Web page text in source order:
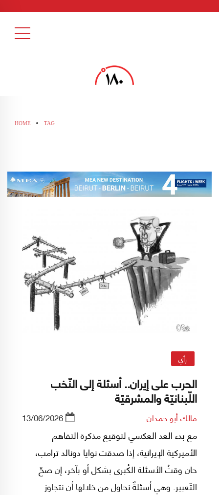
HOME TAG
رأي
الحرب على إيران.. أسئلة إلى النّخب
اللّبنانيّة والمشرقيّة
مالك أبو حمدان 13/06/2026
مع بدء العد العكسي لتوقيع مذكرة التفاهم
الأميركية الإيرانية، إذا صدقت نوايا دونالد ترامب،
حان وقتُ الأسئلة الكُبرى بشكل أو بآخر، إن صحّ
التّعبير. وهي أسئلةٌ نحاول من خلالها أن نتجاوز